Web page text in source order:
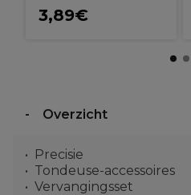
3,89€
Overzicht
Precisie
Tondeuse-accessoires
Vervangingsset